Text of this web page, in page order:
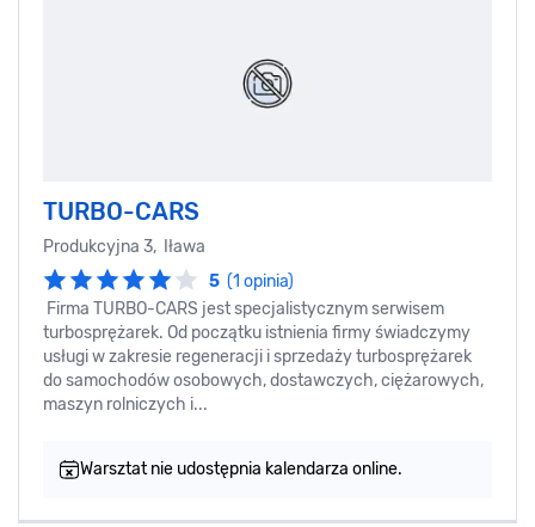
TURBO-CARS
Produkcyjna 3, Iława
5 (1 opinia)
Firma TURBO-CARS jest specjalistycznym serwisem
turbosprężarek. Od początku istnienia firmy świadczymy
usługi w zakresie regeneracji i sprzedaży turbosprężarek
do samochodów osobowych, dostawczych, ciężarowych,
maszyn rolniczych i...
Warsztat nie udostępnia kalendarza online.